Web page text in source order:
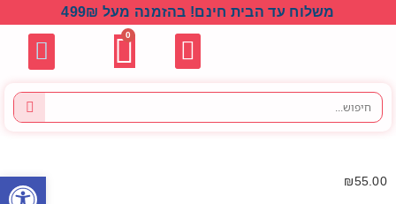
משלוח עד הבית חינם! בהזמנה מעל 499₪
0
₪55.00 פתח